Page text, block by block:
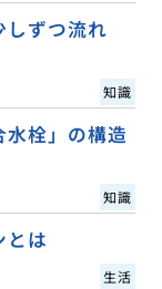
しずつ流れ
知識
水栓」の構造
知識
とは
生活